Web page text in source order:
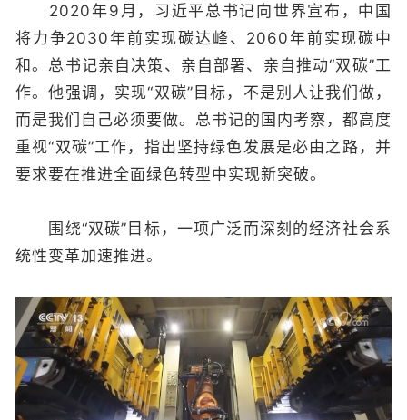
2020年9月，习近平总书记向世界宣布，中国
将力争2030年前实现碳达峰、2060年前实现碳中
和。总书记亲自决策、亲自部署、亲自推动“双碳”工
作。他强调，实现“双碳”目标，不是别人让我们做，
而是我们自己必须要做。总书记的国内考察，都高度
重视“双碳”工作，指出坚持绿色发展是必由之路，并
要求要在推进全面绿色转型中实现新突破。
围绕“双碳”目标，一项广泛而深刻的经济社会系
统性变革加速推进。